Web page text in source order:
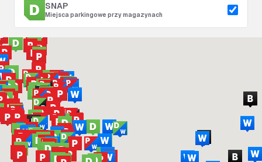
SNAP
Miejsca parkingowe przy magazynach